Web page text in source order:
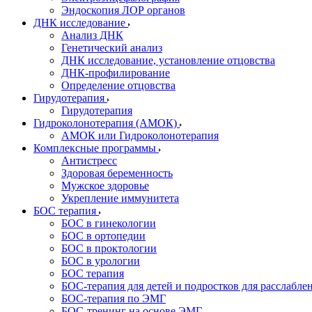
Эндоскопия ЛОР органов
ДНК исследование
Анализ ДНК
Генетический анализ
ДНК исследование, установление отцовства
ДНК-профилирование
Определение отцовства
Гирудотерапия
Гирудотерапия
Гидроколонотерапия (АМОК)
АМОК или Гидроколонотерапия
Комплексные программы
Антистресс
Здоровая беременность
Мужское здоровье
Укрепление иммунитета
БОС терапия
БОС в гинекологии
БОС в ортопедии
БОС в проктологии
БОС в урологии
БОС терапия
БОС-терапия для детей и подростков для
БОС-терапия по ЭМГ